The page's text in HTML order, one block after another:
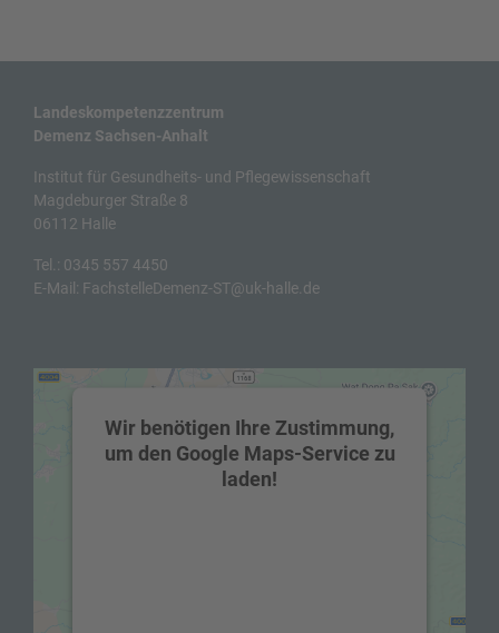
Landeskompetenzzentrum
Demenz Sachsen-Anhalt
Institut für Gesundheits- und Pflegewissenschaft
Magdeburger Straße 8
06112 Halle
Tel.: 0345 557 4450
E-Mail: FachstelleDemenz-ST@uk-halle.de
Wir benötigen Ihre Zustimmung,
um den Google Maps-Service zu
laden!